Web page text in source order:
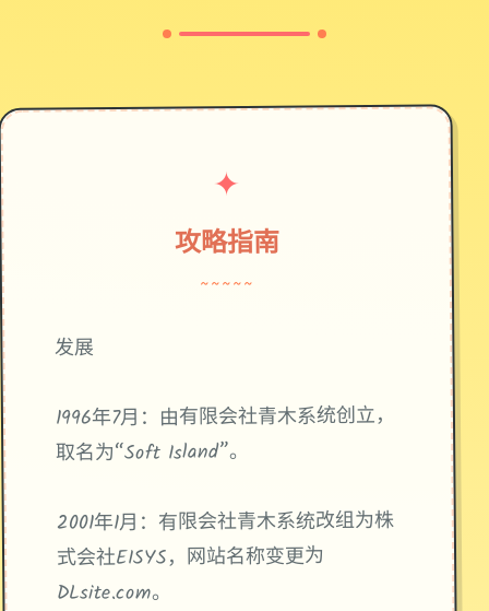
✦
攻略指南
~~~~~
发展
1996年7月：由有限会社青木系统创立，
取名为“Soft Island”。
2001年1月：有限会社青木系统改组为株
式会社EISYS，网站名称变更为
DLsite.com。